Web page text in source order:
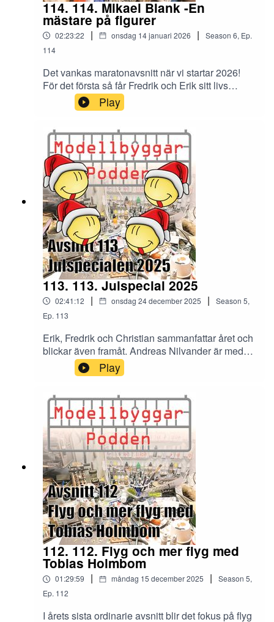
114. 114. Mikael Blank -En
mästare på figurer
02:23:22 | onsdag 14 januari 2026 | Season 6, Ep.
114
Det vankas maratonavsnitt när vi startar 2026!
För det första så får Fredrik och Erik sitt livs
intervju med stormästaren Mikael Blank. För det
andra så flödar Inspirationen och tankarna kring
gör att vårt filosoferande och tjötande går på
högvarv.Kolla här på Putty&Paint för att se
Mikael Blanks fantastiska modeller som vi
snackar om i avsnittet.
Play
113. 113. Julspecial 2025
02:41:12 | onsdag 24 december 2025 | Season 5,
Ep. 113
Erik, Fredrik och Christian sammanfattar året och
blickar även framåt. Andreas Nilvander är med
och förgyller avsnittet och som grädde på moset
avslöjar Christian en kommande aktivitet för
Carlweitz.
Play
112. 112. Flyg och mer flyg med
Tobias Holmbom
01:29:59 | måndag 15 december 2025 | Season 5,
Ep. 112
I årets sista ordinarie avsnitt blir det fokus på flyg